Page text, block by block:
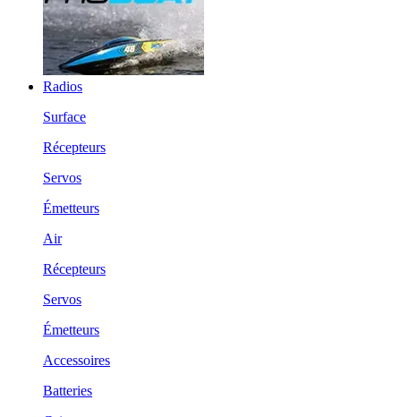
Radios
Surface
Récepteurs
Servos
Émetteurs
Air
Récepteurs
Servos
Émetteurs
Accessoires
Batteries